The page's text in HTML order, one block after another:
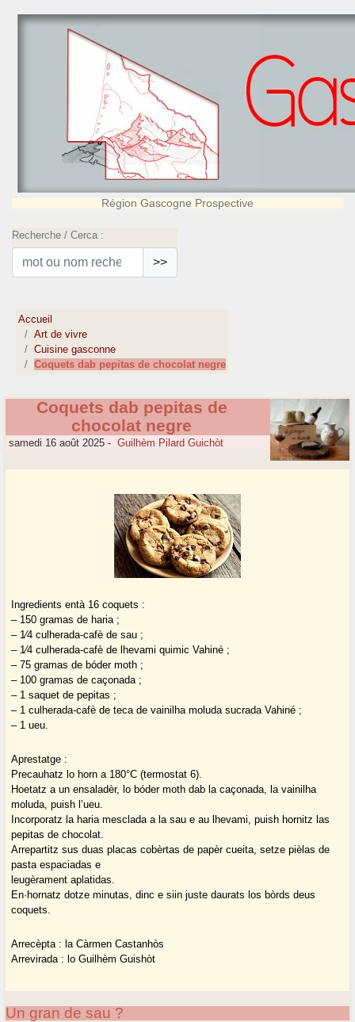
Région Gascogne Prospective
Recherche / Cerca :
>>
Accueil
Art de vivre
Cuisine gasconne
Coquets dab pepitas de chocolat negre
Coquets dab pepitas de
chocolat negre
samedi 16 août 2025 - Guilhèm Pilard Guichòt
Ingredients entà 16 coquets :
– 150 gramas de haria ;
– 1⁄4 culherada-cafè de sau ;
– 1⁄4 culherada-cafè de lhevami quimic Vahiné ;
– 75 gramas de bóder moth ;
– 100 gramas de caçonada ;
– 1 saquet de pepitas ;
– 1 culherada-cafè de teca de vainilha moluda sucrada Vahiné ;
– 1 ueu.
Aprestatge :
Precauhatz lo horn a 180°C (termostat 6).
Hoetatz a un ensaladèr, lo bóder moth dab la caçonada, la vainilha
moluda, puish l’ueu.
Incorporatz la haria mesclada a la sau e au lhevami, puish hornitz las
pepitas de chocolat.
Arrepartitz sus duas placas cobèrtas de papèr cueita, setze pièlas de
pasta espaciadas e
leugèrament aplatidas.
En·hornatz dotze minutas, dinc e siin juste daurats los bòrds deus
coquets.
Arrecèpta : la Càrmen Castanhòs
Arrevirada : lo Guilhèm Guishòt
Un gran de sau ?